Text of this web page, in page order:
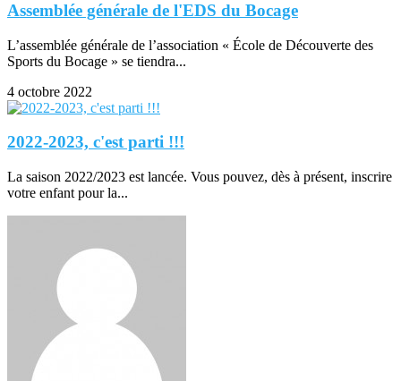
Assemblée générale de l'EDS du Bocage
L’assemblée générale de l’association « École de Découverte des
Sports du Bocage » se tiendra...
4 octobre 2022
2022-2023, c'est parti !!!
La saison 2022/2023 est lancée. Vous pouvez, dès à présent, inscrire
votre enfant pour la...